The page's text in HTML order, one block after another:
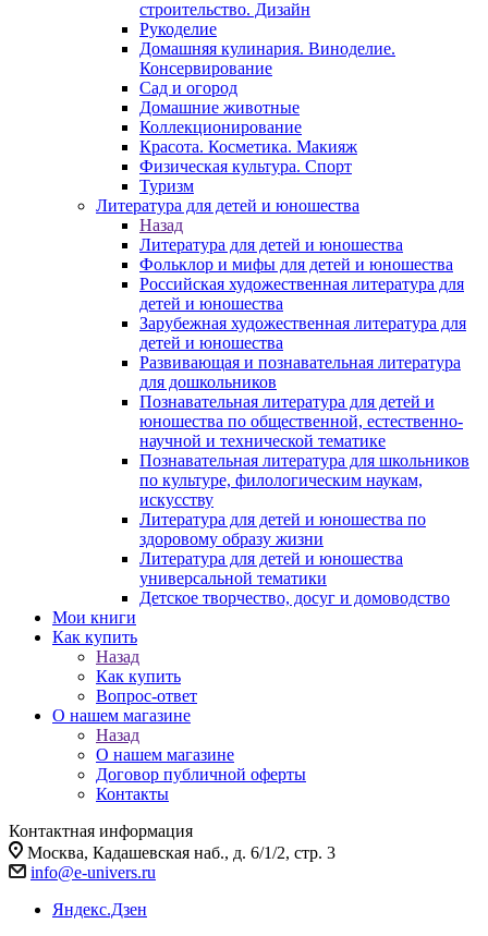
строительство. Дизайн
Рукоделие
Домашняя кулинария. Виноделие.
Консервирование
Сад и огород
Домашние животные
Коллекционирование
Красота. Косметика. Макияж
Физическая культура. Спорт
Туризм
Литература для детей и юношества
Назад
Литература для детей и юношества
Фольклор и мифы для детей и юношества
Российская художественная литература для
детей и юношества
Зарубежная художественная литература для
детей и юношества
Развивающая и познавательная литература
для дошкольников
Познавательная литература для детей и
юношества по общественной, естественно-
научной и технической тематике
Познавательная литература для школьников
по культуре, филологическим наукам,
искусству
Литература для детей и юношества по
здоровому образу жизни
Литература для детей и юношества
универсальной тематики
Детское творчество, досуг и домоводство
Мои книги
Как купить
Назад
Как купить
Вопрос-ответ
О нашем магазине
Назад
О нашем магазине
Договор публичной оферты
Контакты
Контактная информация
Москва, Кадашевская наб., д. 6/1/2, стр. 3
info@e-univers.ru
Яндекс.Дзен